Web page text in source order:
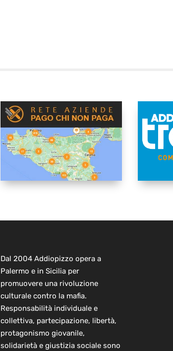
Dal 2004 Addiopizzo opera a
Palermo e in Sicilia per
promuovere una rivoluzione
culturale contro la mafia.
Responsabilità individuale e
collettiva, partecipazione, libertà,
protagonismo giovanile,
solidarietà e giustizia sociale sono